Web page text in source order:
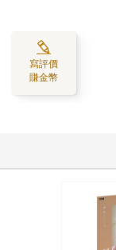
寫評價
賺金幣